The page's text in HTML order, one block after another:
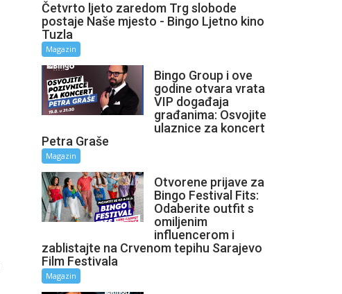
Četvrto ljeto zaredom Trg slobode
postaje Naše mjesto - Bingo Ljetno kino
Tuzla
Magazin
Bingo Group i ove
godine otvara vrata
VIP događaja
građanima: Osvojite
ulaznice za koncert
Petra Graše
Magazin
Otvorene prijave za
Bingo Festival Fits:
Odaberite outfit s
omiljenim
influencerom i
zablistajte na Crvenom tepihu Sarajevo
Film Festivala
Magazin